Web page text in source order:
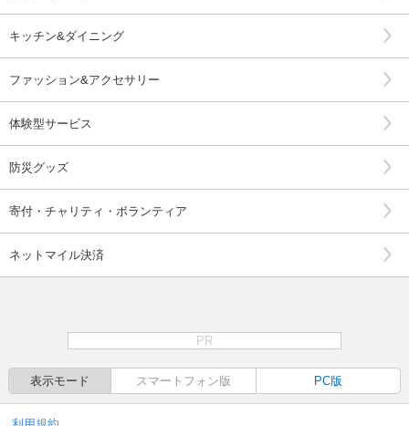
キッチン&ダイニング
ファッション&アクセサリー
体験型サービス
防災グッズ
寄付・チャリティ・ボランティア
ネットマイル決済
PR
表示モード スマートフォン版 PC版